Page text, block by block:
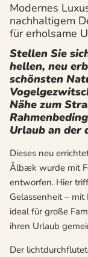
Modernes
nachhaltigem
für erholsame
Stellen Sie
hellen, neu
schönsten
Nähe zum
Urlaub an der
Dieses neu
Ålbæk wurde mit
entworfen. Hier
Gelassenheit –
ideal für große
ihren Urlaub
Der